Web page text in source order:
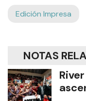
Edición Impresa
NOTAS